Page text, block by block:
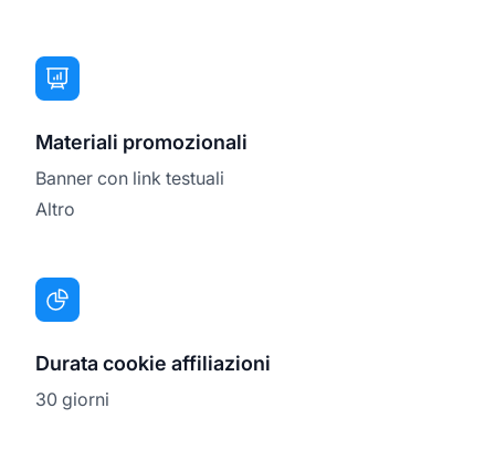
Materiali promozionali
Banner con link testuali
Altro
Durata cookie affiliazioni
30 giorni